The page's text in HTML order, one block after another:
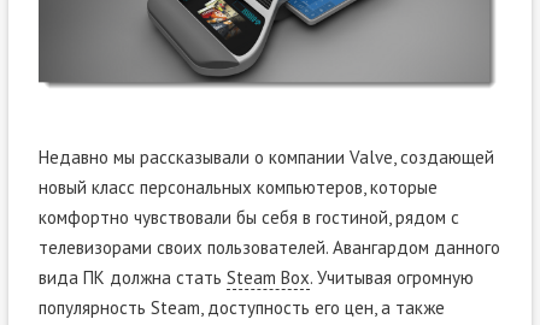
Недавно мы рассказывали о компании Valve, создающей
новый класс персональных компьютеров, которые
комфортно чувствовали бы себя в гостиной, рядом с
телевизорами своих пользователей. Авангардом данного
вида ПК должна стать Steam Box. Учитывая огромную
популярность Steam, доступность его цен, а также